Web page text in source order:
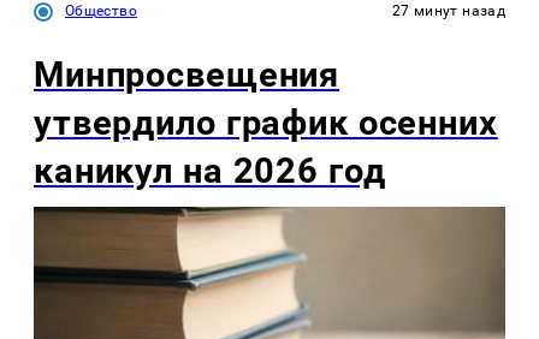
Общество 27 минут назад
Минпросвещения
утвердило график осенних
каникул на 2026 год